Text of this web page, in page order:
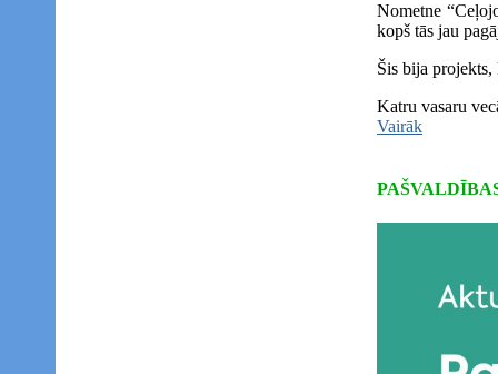
Nometne
kopš tās jau
Šis bija projekts,
Katru vasaru
Vairāk